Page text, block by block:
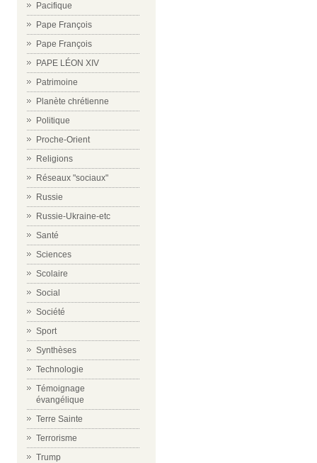
Pacifique
Pape François
Pape François
PAPE LÉON XIV
Patrimoine
Planète chrétienne
Politique
Proche-Orient
Religions
Réseaux "sociaux"
Russie
Russie-Ukraine-etc
Santé
Sciences
Scolaire
Social
Société
Sport
Synthèses
Technologie
Témoignage
évangélique
Terre Sainte
Terrorisme
Trump